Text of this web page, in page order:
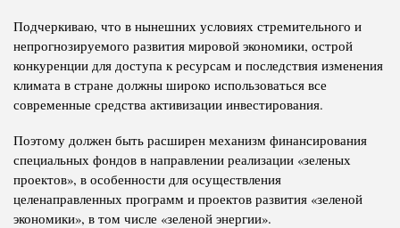
Подчеркиваю, что в нынешних условиях стремительного и
непрогнозируемого развития мировой экономики, острой
конкуренции для доступа к ресурсам и последствия изменения
климата в стране должны широко использоваться все
современные средства активизации инвестирования.
Поэтому должен быть расширен механизм финансирования
специальных фондов в направлении реализации «зеленых
проектов», в особенности для осуществления
целенаправленных программ и проектов развития «зеленой
экономики», в том числе «зеленой энергии».